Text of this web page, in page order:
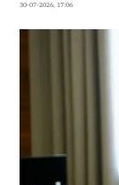
30-07-2026, 17:06